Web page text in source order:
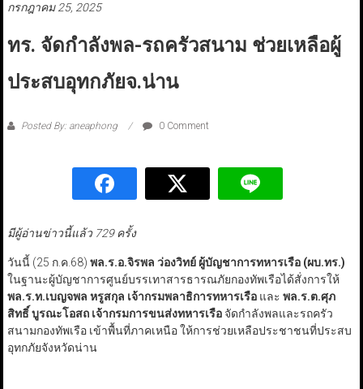
กรกฎาคม 25, 2025
ทร. จัดกำลังพล-รถครัวสนาม ช่วยเหลือผู้
ประสบอุทกภัยจ.น่าน
Posted By: aneaphong 0 Comment
มีผู้อ่านข่าวนี้แล้ว 729 ครั้ง
วันนี้ (25 ก.ค.68) พล.ร.อ.จิรพล ว่องวิทย์ ผู้บัญชาการทหารเรือ (ผบ.ทร.)
ในฐานะผู้บัญชาการศูนย์บรรเทาสารธารณภัยกองทัพเรือได้สั่งการให้
พล.ร.ท.เบญจพล หรูสกุล เจ้ากรมพลาธิการทหารเรือและ พล.ร.ต.ศุภ
สิทธิ์ บูรณะโอสถ เจ้ากรมการขนส่งทหารเรือจัดกำลังพลและรถครัว
สนามกองทัพเรือ เข้าพื้นที่ภาคเหนือ ให้การช่วยเหลือประชาชนที่ประสบ
อุทกภัยจังหวัดน่าน